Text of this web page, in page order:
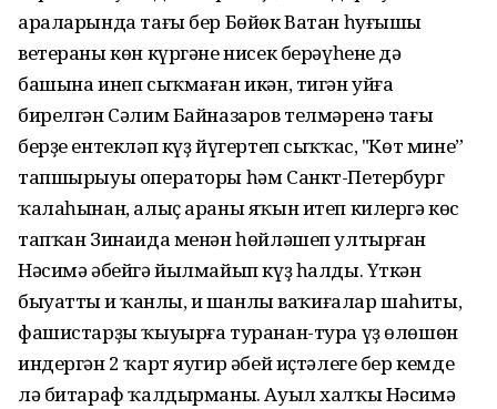
араларында тағы бер Бөйөк Ватан һуғышы
ветераны көн күргәне нисек берәүһенең дә
башына инеп сыҡмаған икән, тигән уйға
бирелгән Сәлим Байназаров телмәренә тағы
берҙе ентекләп күҙ йүгертеп сыҡҡас, "Көт мине”
тапшырыуы операторы һәм Санкт-Петербург
ҡалаһынан, алыҫ араны яҡын итеп килергә көс
тапҡан Зинаида менән һөйләшеп ултырған
Нәсимә әбейгә йылмайып күҙ һалды. Үткән
быуаттың иң ҡанлы, иң шанлы ваҡиғалар шаһиты,
фашистарҙы ҡыуырға туранан-тура үҙ өлөшөн
индергән 2 ҡарт яугир әбей иҫтәлеге бер кемде
лә битараф ҡалдырманы. Ауыл халҡы Нәсимә